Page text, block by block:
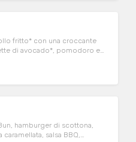
fritto* con una croccante
di avocado*, pomodoro e
salsa BBQ,